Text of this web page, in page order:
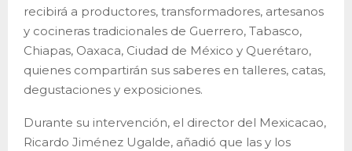
recibirá a productores, transformadores, artesanos
y cocineras tradicionales de Guerrero, Tabasco,
Chiapas, Oaxaca, Ciudad de México y Querétaro,
quienes compartirán sus saberes en talleres, catas,
degustaciones y exposiciones.
Durante su intervención, el director del Mexicacao,
Ricardo Jiménez Ugalde, añadió que las y los